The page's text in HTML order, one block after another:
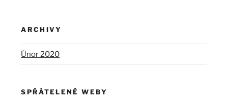
ARCHIVY
Únor 2020
SPŘÁTELENÉ WEBY